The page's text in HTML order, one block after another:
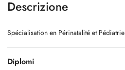
Descrizione
Spécialisation en Périnatalité et Pédiatrie
Diplomi